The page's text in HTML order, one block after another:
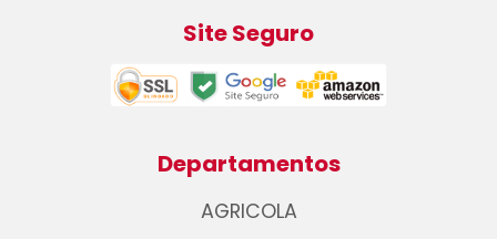
Site Seguro
Departamentos
AGRICOLA